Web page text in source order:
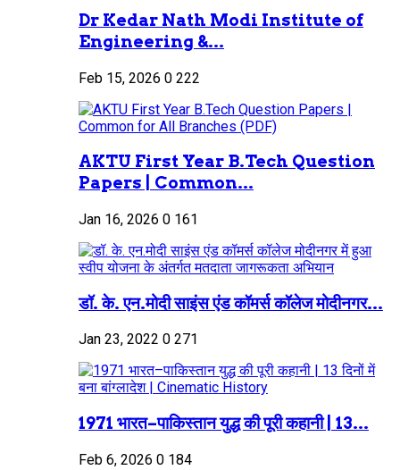
Dr Kedar Nath Modi Institute of
Engineering &...
Feb 15, 2026 0 222
AKTU First Year B.Tech Question
Papers | Common...
Jan 16, 2026 0 161
डॉ. के. एन.मोदी साइंस एंड कॉमर्स कॉलेज मोदीनगर...
Jan 23, 2022 0 271
1971 भारत–पाकिस्तान युद्ध की पूरी कहानी | 13...
Feb 6, 2026 0 184